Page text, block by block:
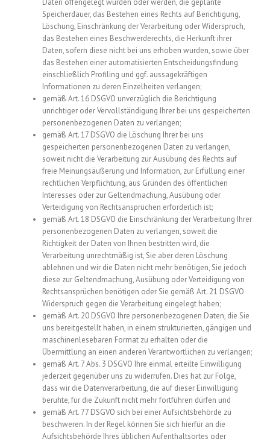
Daten offengelegt wurden oder werden, die geplante
Speicherdauer, das Bestehen eines Rechts auf Berichtigung,
Löschung, Einschränkung der Verarbeitung oder Widerspruch,
das Bestehen eines Beschwerderechts, die Herkunft ihrer
Daten, sofern diese nicht bei uns erhoben wurden, sowie über
das Bestehen einer automatisierten Entscheidungsfindung
einschließlich Profiling und ggf. aussagekräftigen
Informationen zu deren Einzelheiten verlangen;
gemäß Art. 16 DSGVO unverzüglich die Berichtigung
unrichtiger oder Vervollständigung Ihrer bei uns gespeicherten
personenbezogenen Daten zu verlangen;
gemäß Art. 17 DSGVO die Löschung Ihrer bei uns
gespeicherten personenbezogenen Daten zu verlangen,
soweit nicht die Verarbeitung zur Ausübung des Rechts auf
freie Meinungsäußerung und Information, zur Erfüllung einer
rechtlichen Verpflichtung, aus Gründen des öffentlichen
Interesses oder zur Geltendmachung, Ausübung oder
Verteidigung von Rechtsansprüchen erforderlich ist;
gemäß Art. 18 DSGVO die Einschränkung der Verarbeitung Ihrer
personenbezogenen Daten zu verlangen, soweit die
Richtigkeit der Daten von Ihnen bestritten wird, die
Verarbeitung unrechtmäßig ist, Sie aber deren Löschung
ablehnen und wir die Daten nicht mehr benötigen, Sie jedoch
diese zur Geltendmachung, Ausübung oder Verteidigung von
Rechtsansprüchen benötigen oder Sie gemäß Art. 21 DSGVO
Widerspruch gegen die Verarbeitung eingelegt haben;
gemäß Art. 20 DSGVO Ihre personenbezogenen Daten, die Sie
uns bereitgestellt haben, in einem strukturierten, gängigen und
maschinenlesebaren Format zu erhalten oder die
Übermittlung an einen anderen Verantwortlichen zu verlangen;
gemäß Art. 7 Abs. 3 DSGVO Ihre einmal erteilte Einwilligung
jederzeit gegenüber uns zu widerrufen. Dies hat zur Folge,
dass wir die Datenverarbeitung, die auf dieser Einwilligung
beruhte, für die Zukunft nicht mehr fortführen dürfen und
gemäß Art. 77 DSGVO sich bei einer Aufsichtsbehörde zu
beschweren. In der Regel können Sie sich hierfür an die
Aufsichtsbehörde Ihres üblichen Aufenthaltsortes oder